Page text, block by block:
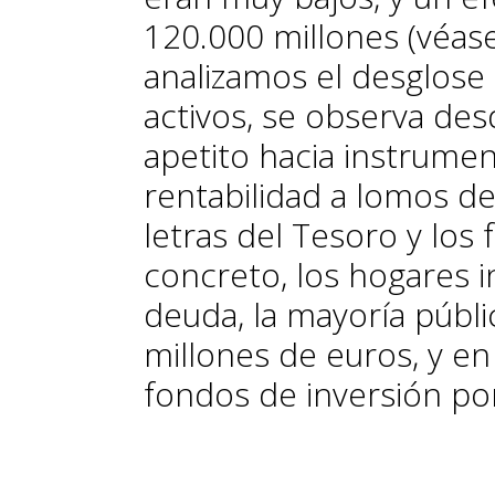
120.000 millones
analizamos el
activos, se observa
apetito hacia
rentabilidad a lomos
letras del Tesoro y los
concreto, los hogares
deuda, la mayoría
millones de euros, y
fondos de inversión